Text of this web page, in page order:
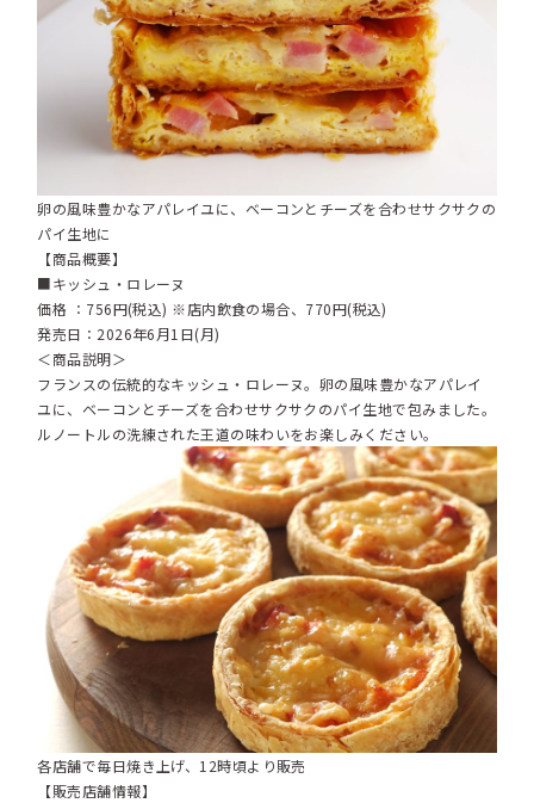
卵の風味豊かなアパレイユに、ベーコンとチーズを合わせサクサクの
パイ生地に
【商品概要】
■キッシュ・ロレーヌ
価格 ：756円(税込) ※店内飲食の場合、770円(税込)
発売日：2026年6月1日(月)
＜商品説明＞
フランスの伝統的なキッシュ・ロレーヌ。卵の風味豊かなアパレイ
ユに、ベーコンとチーズを合わせサクサクのパイ生地で包みました。
ルノートルの洗練された王道の味わいをお楽しみください。
各店舗で毎日焼き上げ、12時頃より販売
【販売店舗情報】